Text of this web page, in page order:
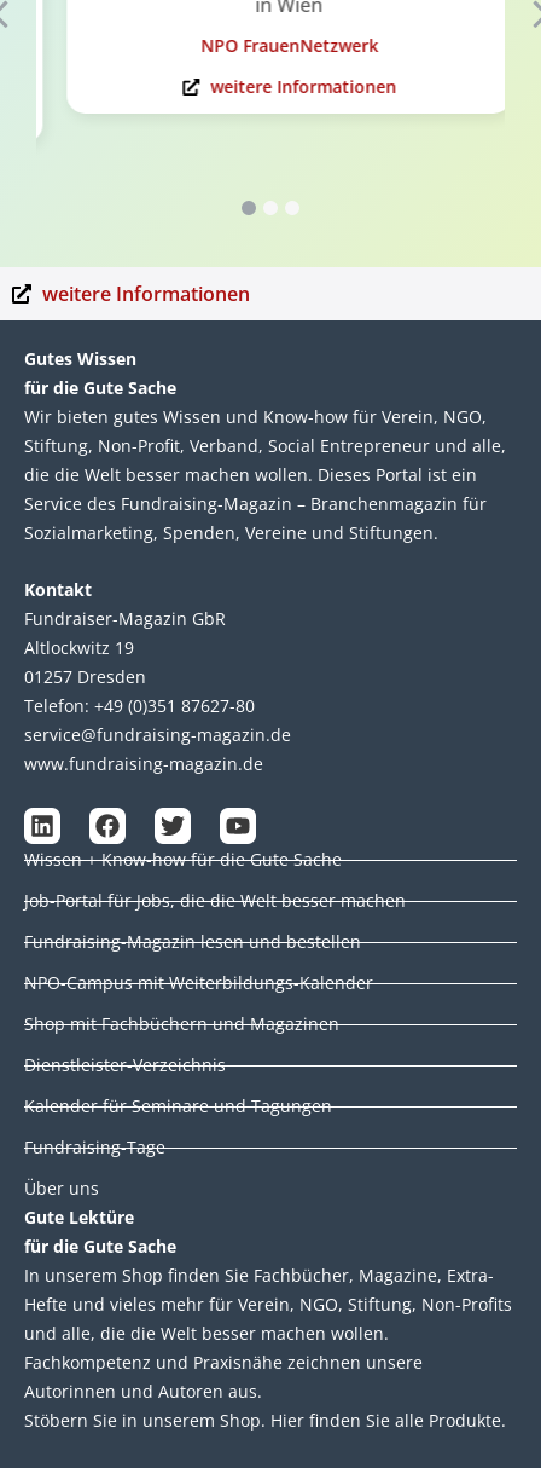
NPO FrauenNetzwerk
weitere Informationen
weitere Informationen
Gutes Wissen
für die Gute Sache
Wir bie­ten gutes Wis­sen und Know-how für Ver­ein, NGO,
Stif­tung, Non-Profit, Ver­band, Social Entre­pre­neur und alle,
die die Welt bes­ser machen wol­len. Die­ses Por­tal ist ein
Service des Fund­raising-Magazin – Bran­chen­magazin für
Sozial­marke­ting, Spen­den, Ver­eine und Stif­tun­gen.
Kontakt
Fundraiser-Magazin GbR
Altlockwitz 19
01257 Dresden
Telefon: +49 (0)351 87627-80
service@fundraising-magazin.de
www.fundraising-magazin.de
L
i
n
k
e
d
n
F
a
c
e
b
o
k
T
w
i
t
e
Y
o
u
t
u
b
Wissen + Know-how für die Gute Sache
Job-Portal für Jobs, die die Welt besser machen
Fundraising-Magazin lesen und bestellen
NPO-Campus mit Weiterbildungs-Kalender
Shop mit Fachbüchern und Magazinen
Dienstleister-Verzeichnis
Kalender für Seminare und Tagungen
Fundraising-Tage
Über uns
Gute Lektüre
für die Gute Sache
In unserem Shop finden Sie Fachbücher, Magazine, Extra-
Hefte und vieles mehr für Verein, NGO, Stiftung, Non-Profits
und alle, die die Welt besser machen wollen.
Fachkompetenz und Praxisnähe zeichnen unsere
Autorinnen und Autoren aus.
Stöbern Sie in unserem Shop. Hier finden Sie alle Produkte.